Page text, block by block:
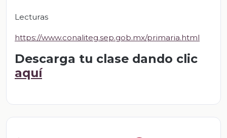
Lecturas
https://www.conaliteg.sep.gob.mx/primaria.html
Descarga tu clase dando clic
aquí